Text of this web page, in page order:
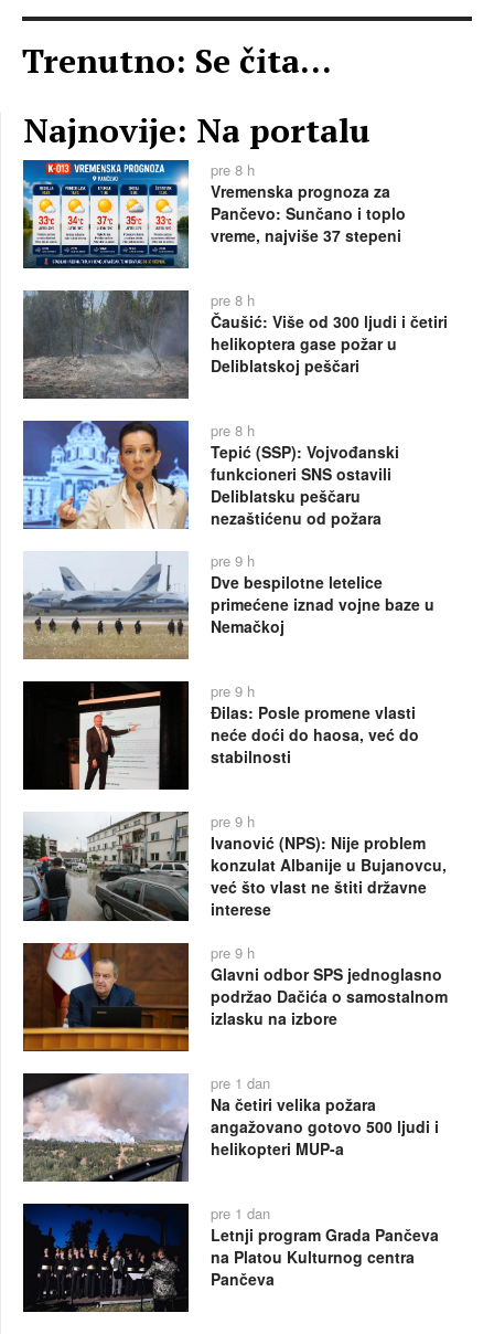
Trenutno: Se čita...
Najnovije: Na portalu
pre 8 h
Vremenska prognoza za
Pančevo: Sunčano i toplo
vreme, najviše 37 stepeni
pre 8 h
Čaušić: Više od 300 ljudi i četiri
helikoptera gase požar u
Deliblatskoj peščari
pre 8 h
Tepić (SSP): Vojvođanski
funkcioneri SNS ostavili
Deliblatsku peščaru
nezaštićenu od požara
pre 9 h
Dve bespilotne letelice
primećene iznad vojne baze u
Nemačkoj
pre 9 h
Đilas: Posle promene vlasti
neće doći do haosa, već do
stabilnosti
pre 9 h
Ivanović (NPS): Nije problem
konzulat Albanije u Bujanovcu,
već što vlast ne štiti državne
interese
pre 9 h
Glavni odbor SPS jednoglasno
podržao Dačića o samostalnom
izlasku na izbore
pre 1 dan
Na četiri velika požara
angažovano gotovo 500 ljudi i
helikopteri MUP-a
pre 1 dan
Letnji program Grada Pančeva
na Platou Kulturnog centra
Pančeva